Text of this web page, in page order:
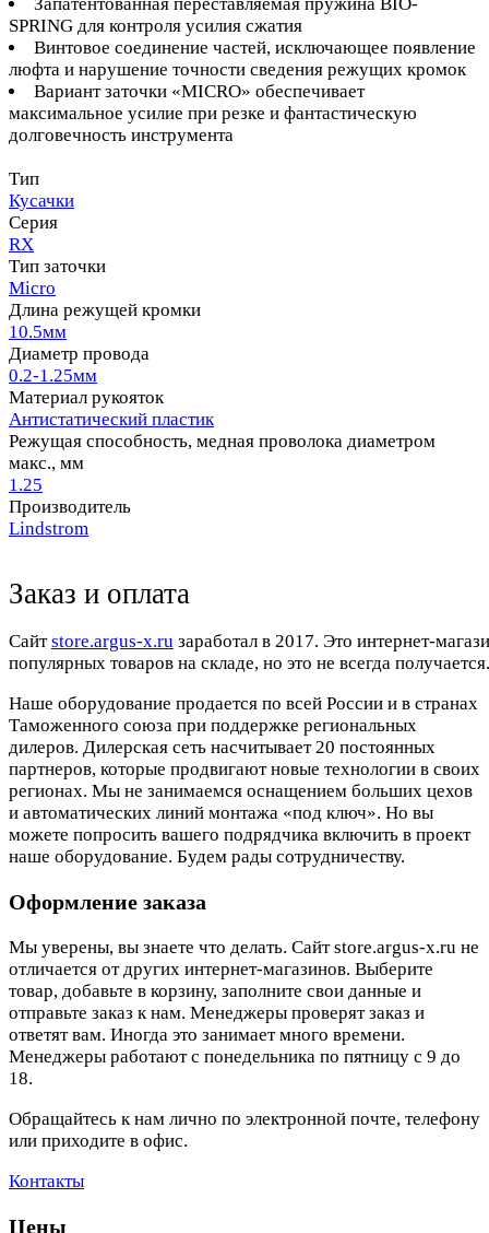
SPRING для контроля усилия сжатия
Винтовое соединение частей, исключающее появление
люфта и нарушение точности сведения режущих кромок
Вариант заточки «MICRO» обеспечивает
максимальное усилие при резке и фантастическую
долговечность инструмента
Тип
Кусачки
Серия
RX
Тип заточки
Micro
Длина режущей кромки
10.5мм
Диаметр провода
0.2-1.25мм
Материал рукояток
Антистатический пластик
Режущая способность, медная проволока диаметром
макс., мм
1.25
Производитель
Lindstrom
Заказ и оплата
Cайтstore.argus-x.ru заработал в 2017. Это интернет-
популярных товаров на складе, но это не всегда
Наше оборудование продается по всей России и в странах
Таможенного союза при поддержке региональных
дилеров. Дилерская сеть насчитывает 20 постоянных
партнеров, которые продвигают новые технологии в своих
регионах. Мы не занимаемся оснащением больших цехов
и автоматических линий монтажа «под ключ». Но вы
можете попросить вашего подрядчика включить в проект
наше оборудование. Будем рады сотрудничеству.
Оформление заказа
Мы уверены, вы знаете что делать. Сайт store.argus-x.ru не
отличается от других интернет-магазинов. Выберите
товар, добавьте в корзину, заполните свои данные и
отправьте заказ к нам. Менеджеры проверят заказ и
ответят вам. Иногда это занимает много времени.
Менеджеры работают с понедельника по пятницу с 9 до
18.
Обращайтесь к нам лично по электронной почте, телефону
или приходите в офис.
Контакты
Цены